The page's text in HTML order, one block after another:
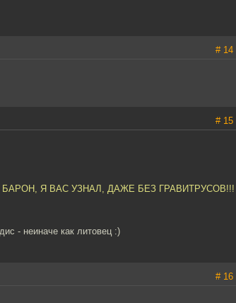
# 14
# 15
Я ВАС УЗНАЛ, ДАЖЕ БЕЗ ГРАВИТРУСОВ!!!
- неиначе как литовец :)
# 16